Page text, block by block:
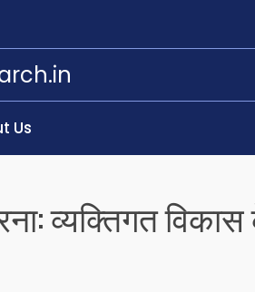
Us
व्यक्तिगत विकास